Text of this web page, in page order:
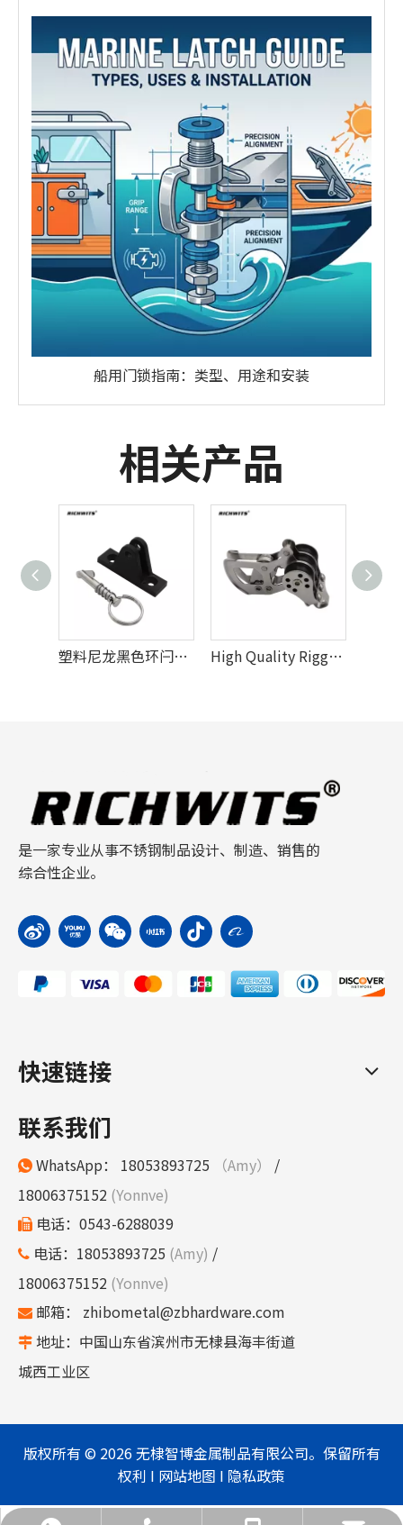
船用门锁指南：类型、用途和安装
相关产品
塑料尼龙黑色环闩锁浮桥船安装甲板铰链 High Quality Rigging Hardware Stainless Steel 316 Marine Pulley Rope Lifting Pulley Locking Ball Nylon Pulley
是一家专业从事不锈钢制品设计、制造、销售的
综合性企业。
快速链接
联系我们
 WhatsApp： 18053893725 （Amy） /
18006375152 (Yonnve)
 电话：0543-6288039
 电话：18053893725 (Amy) /
18006375152 (Yonnve)
 邮箱： zhibometal@zbhardware.com
 地址：中国山东省滨州市无棣县海丰街道
城西工业区
版权所有 © 2026无棣智博金属制品有限公司。保留所有
权利 I 网站地图 I 隐私政策